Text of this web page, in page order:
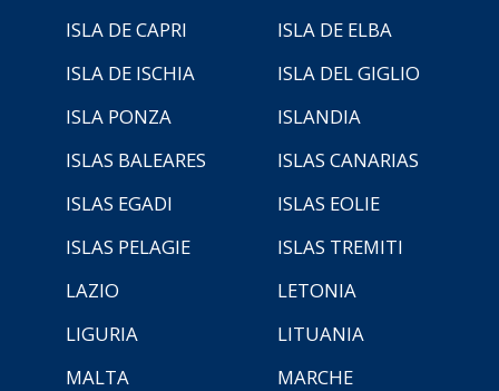
ISLA DE CAPRI
ISLA DE ELBA
ISLA DE ISCHIA
ISLA DEL GIGLIO
ISLA PONZA
ISLANDIA
ISLAS BALEARES
ISLAS CANARIAS
ISLAS EGADI
ISLAS EOLIE
ISLAS PELAGIE
ISLAS TREMITI
LAZIO
LETONIA
LIGURIA
LITUANIA
MALTA
MARCHE